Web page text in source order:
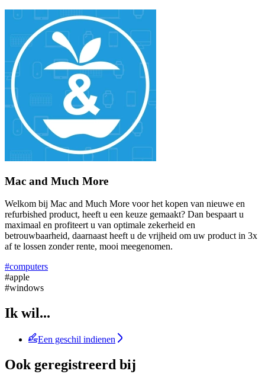
Mac and Much More
Welkom bij Mac and Much More voor het kopen van nieuwe en
refurbished product, heeft u een keuze gemaakt? Dan bespaart u
maximaal en profiteert u van optimale zekerheid en
betrouwbaarheid, daarnaast heeft u de vrijheid om uw product in 3x
af te lossen zonder rente, mooi meegenomen.
#computers
#apple
#windows
Ik wil...
Een geschil indienen
Ook geregistreerd bij